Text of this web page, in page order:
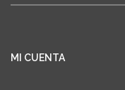
MI CUENTA